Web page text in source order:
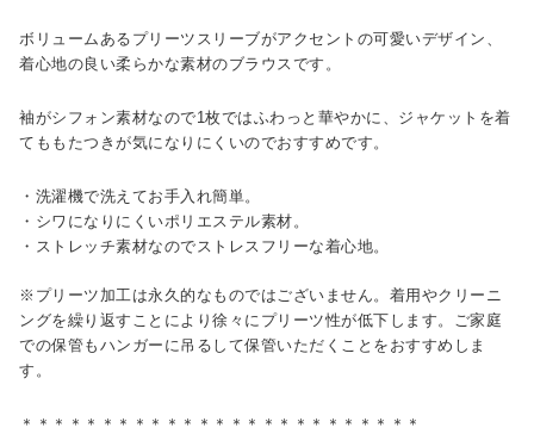
ボリュームあるプリーツスリーブがアクセントの可愛いデザイン、
着心地の良い柔らかな素材のブラウスです。
袖がシフォン素材なので1枚ではふわっと華やかに、ジャケットを着
てももたつきが気になりにくいのでおすすめです。
・洗濯機で洗えてお手入れ簡単。
・シワになりにくいポリエステル素材。
・ストレッチ素材なのでストレスフリーな着心地。
※プリーツ加工は永久的なものではございません。着用やクリーニ
ングを繰り返すことにより徐々にプリーツ性が低下します。ご家庭
での保管もハンガーに吊るして保管いただくことをおすすめしま
す。
＊＊＊＊＊＊＊＊＊＊＊＊＊＊＊＊＊＊＊＊＊＊＊＊＊